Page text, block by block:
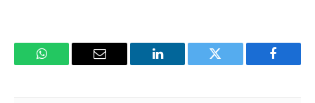
فيسبوك تويتر لينكدإن
البريد
واتساب